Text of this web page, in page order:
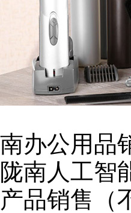
南办公用品
陇南人工智
产品销售（